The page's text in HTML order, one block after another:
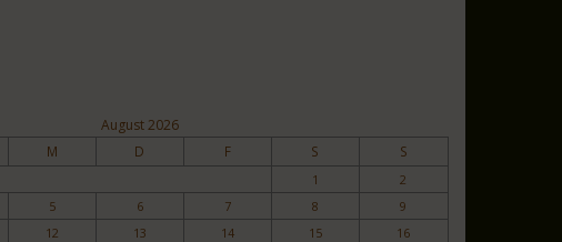
August 2026
M D F S S
1
2
5 6 7 8
9
12 13 14 15
16